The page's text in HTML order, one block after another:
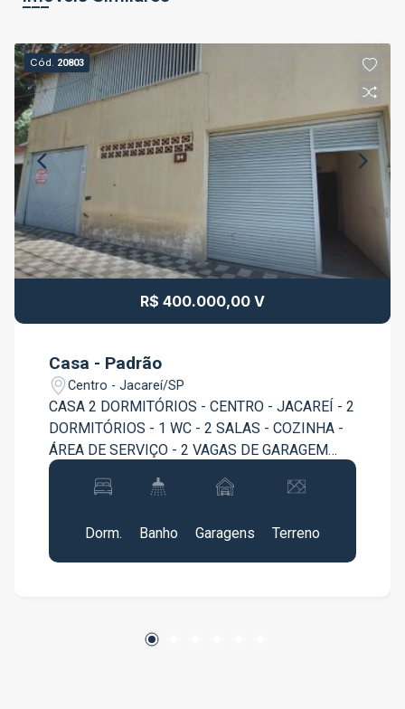
Cód. 20803
R$ 400.000,00 V
Casa - Padrão
Centro - Jacareí/SP
CASA 2 DORMITÓRIOS - CENTRO - JACAREÍ - 2
DORMITÓRIOS - 1 WC - 2 SALAS - COZINHA -
ÁREA DE SERVIÇO - 2 VAGAS DE GARAGEM
VENHA CONFERIR!!! AGENDE SUA VISITA!!!
Dorm.
Banho
Garagens
Terreno